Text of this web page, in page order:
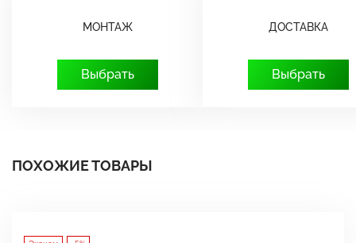
МОНТАЖ
Выбрать
ДОСТАВКА
Выбрать
ПОХОЖИЕ ТОВАРЫ